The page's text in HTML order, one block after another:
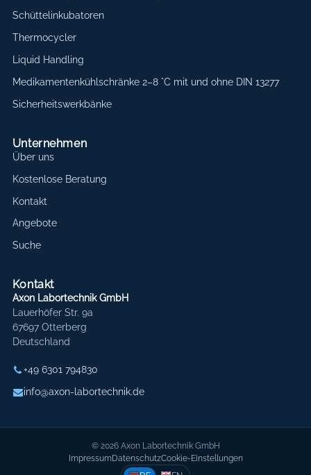
Schüttelinkubatoren
Thermocycler
Liquid Handling
Medikamentenkühlschränke 2–8 °C mit und ohne DIN 13277
Sicherheitswerkbänke
Unternehmen
Über uns
Kostenlose Beratung
Kontakt
Angebote
Suche
Kontakt
Axon Labortechnik GmbH
Lauerhöfer Str. 9a
67697 Otterberg
Deutschland
+49 6301 794830
info@axon-labortechnik.de
© 2026 Axon Labortechnik GmbH
ImpressumDatenschutzCookie-Einstellungen